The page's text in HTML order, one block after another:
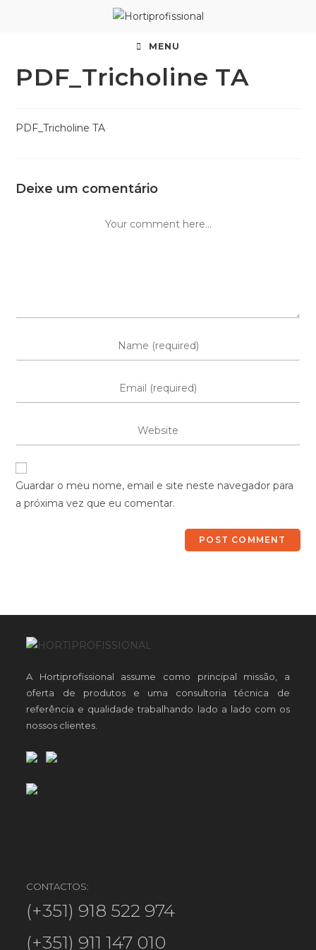
MENU
PDF_Tricholine TA
PDF_Tricholine TA
Deixe um comentário
Guardar o meu nome, email e site neste navegador para
a próxima vez que eu comentar.
A Hortiprofissional assume como principal missão, a
oferta de produtos e uma consultoria técnica de
referência e qualidade trabalhando lado a lado com os
nossos clientes.
CONTACTOS:
(+351) 918 522 974
(+351) 911 147 010